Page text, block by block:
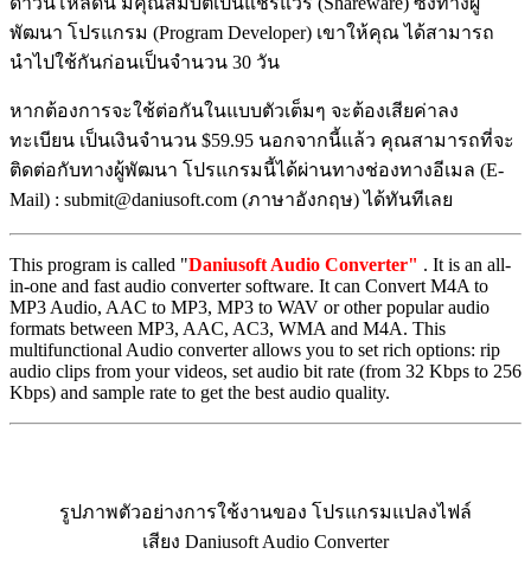
พัฒนา โปรแกรม (Program Developer) เขาให้คุณ ได้สามารถ
นำไปใช้กันก่อนเป็นจำนวน 30 วัน
หากต้องการจะใช้ต่อกันในแบบตัวเต็มๆ จะต้องเสียค่าลง
ทะเบียน เป็นเงินจำนวน $59.95 นอกจากนี้แล้ว คุณสามารถที่จะ
ติดต่อกับทางผู้พัฒนา โปรแกรมนี้ได้ผ่านทางช่องทางอีเมล (E-
Mail) : submit@daniusoft.com (ภาษาอังกฤษ) ได้ทันทีเลย
This program is called "Daniusoft Audio Converter" . It is an all-
in-one and fast audio converter software. It can Convert M4A to
MP3 Audio, AAC to MP3, MP3 to WAV or other popular audio
formats between MP3, AAC, AC3, WMA and M4A. This
multifunctional Audio converter allows you to set rich options: rip
audio clips from your videos, set audio bit rate (from 32 Kbps to 256
Kbps) and sample rate to get the best audio quality.
รูปภาพตัวอย่างการใช้งานของ โปรแกรมแปลงไฟล์
เสียง Daniusoft Audio Converter